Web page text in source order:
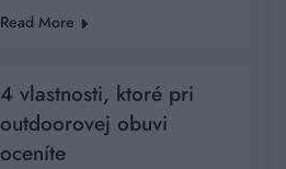
Read More
4 vlastnosti, ktoré pri
outdoorovej obuvi
oceníte